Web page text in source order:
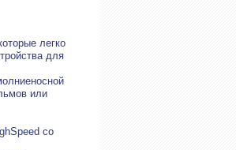
легко
для
или
со